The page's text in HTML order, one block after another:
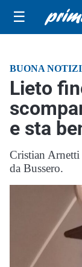
☰
BUONA
Lieto
e sta
Cristian Arnetti
da Bussero.